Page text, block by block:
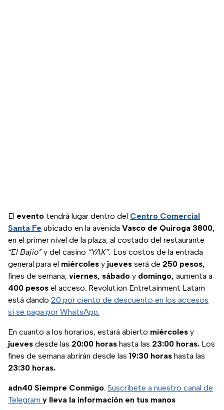
El evento tendrá lugar dentro del Centro Comercial
Santa Fe ubicado en la avenida Vasco de Quiroga 3800,
en el primer nivel de la plaza, al costado del restaurante
“El Bajío”y del casino “YAK”. Los costos de la entrada
general para el miércoles y jueves será de 250 pesos,
fines de semana, viernes, sábado y domingo, aumenta a
400 pesos el acceso. Revolution Entretainment Latam
está dando 20 por ciento de descuento en los accesos
si se paga por WhatsApp.
En cuanto a los horarios, estará abierto miércoles y
jueves desde las 20:00 horas hasta las 23:00 horas. Los
fines de semana abrirán desde las 19:30 horas hasta las
23:30 horas.
adn40 Siempre Conmigo. Suscríbete a nuestro canal de
Telegram y lleva la información en tus manos